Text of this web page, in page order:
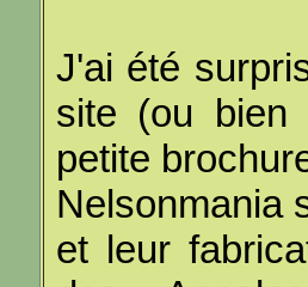
J'ai été
site (ou bien
petite
Nelsonmania
et leur